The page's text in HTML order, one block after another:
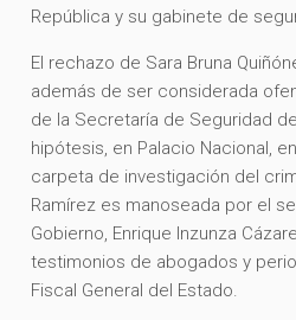
República y su gabinete de
El rechazo de Sara Bruna
además de ser considerada
de la Secretaría de Seguridad
hipótesis, en Palacio Nacional,
carpeta de investigación del
Ramírez es manoseada por el
Gobierno, Enrique Inzunza
testimonios de abogados y
Fiscal General del Estado.